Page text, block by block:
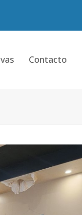
Contacto